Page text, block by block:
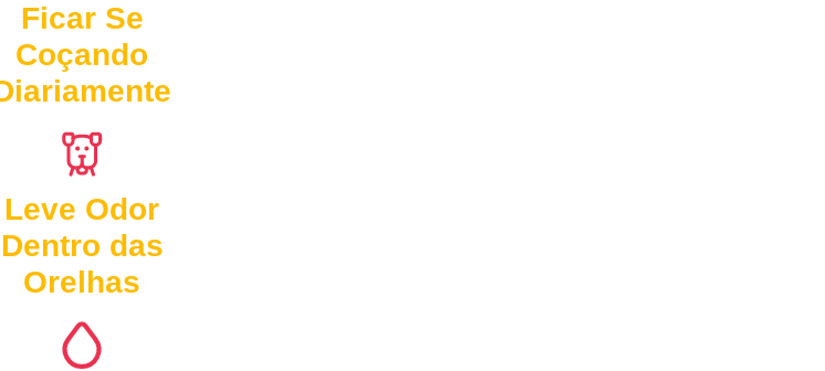
Ficar Se
Coçando
Leve Odor
Dentro das
Orelhas